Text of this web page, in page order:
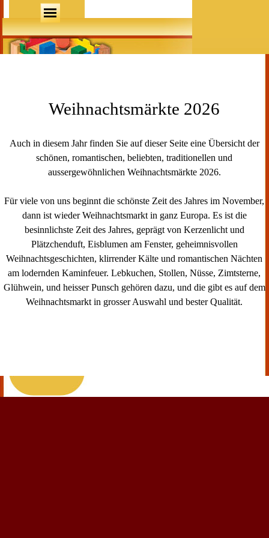
Direkt zum SeiteninhaltMenü überspringen
Weihnachtsmärkte 2026
Auch in diesem Jahr finden Sie auf dieser Seite eine Übersicht der
schönen, romantischen, beliebten, traditionellen und
aussergewöhnlichen Weihnachtsmärkte 2026.
Für viele von uns beginnt die schönste Zeit des Jahres im November,
dann ist wieder Weihnachtsmarkt in ganz Europa. Es ist die
besinnlichste Zeit des Jahres, geprägt von Kerzenlicht und
Plätzchenduft, Eisblumen am Fenster, geheimnisvollen
Weihnachtsgeschichten, klirrender Kälte und romantischen Nächten
am lodernden Kaminfeuer. Lebkuchen, Stollen, Nüsse, Zimtsterne,
Glühwein, und heisser Punsch gehören dazu, und die gibt es auf dem
Weihnachtsmarkt in grosser Auswahl und bester Qualität.